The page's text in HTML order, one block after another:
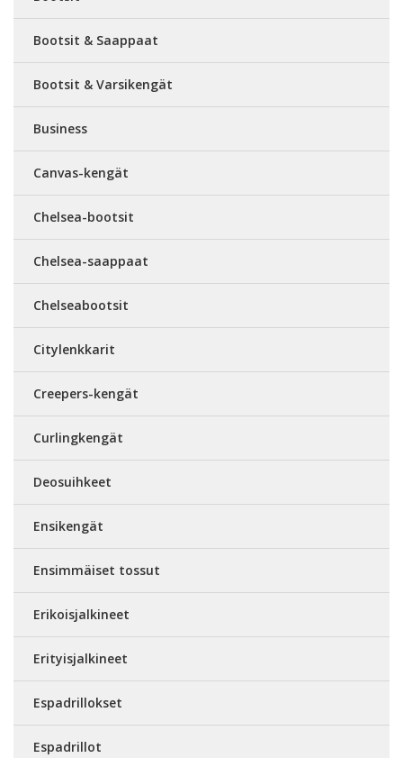
Bootsit & Saappaat
Bootsit & Varsikengät
Business
Canvas-kengät
Chelsea-bootsit
Chelsea-saappaat
Chelseabootsit
Citylenkkarit
Creepers-kengät
Curlingkengät
Deosuihkeet
Ensikengät
Ensimmäiset tossut
Erikoisjalkineet
Erityisjalkineet
Espadrillokset
Espadrillot